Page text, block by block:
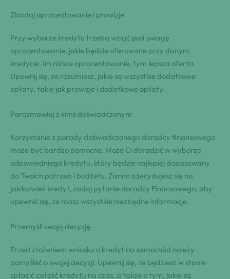
Zbadaj oprocentowanie i prowizje
Przy wyborze kredytu trzeba wziąć pod uwagę
oprocentowanie, jakie będzie oferowane przy danym
kredycie. Im niższe oprocentowanie, tym lepsza oferta.
Upewnij się, że rozumiesz, jakie są wszystkie dodatkowe
opłaty, takie jak prowizje i dodatkowe opłaty.
Porozmawiaj z kimś doświadczonym
Korzystanie z porady doświadczonego doradcy finansowego
może być bardzo pomocne. Może Ci doradzić w wyborze
odpowiedniego kredytu, który będzie najlepiej dopasowany
do Twoich potrzeb i budżetu. Zanim zdecydujesz się na
jakikolwiek kredyt, zadaj pytanie doradcy Finansowego, aby
upewnić się, że masz wszystkie niezbędne informacje.
Przemyśli swoją decyzję
Przed złożeniem wniosku o kredyt na samochód należy
pomyśleć o swojej decyzji. Upewnij się, że będziesz w stanie
spłacić całość kredytu na czas, a także o tym, jakie są